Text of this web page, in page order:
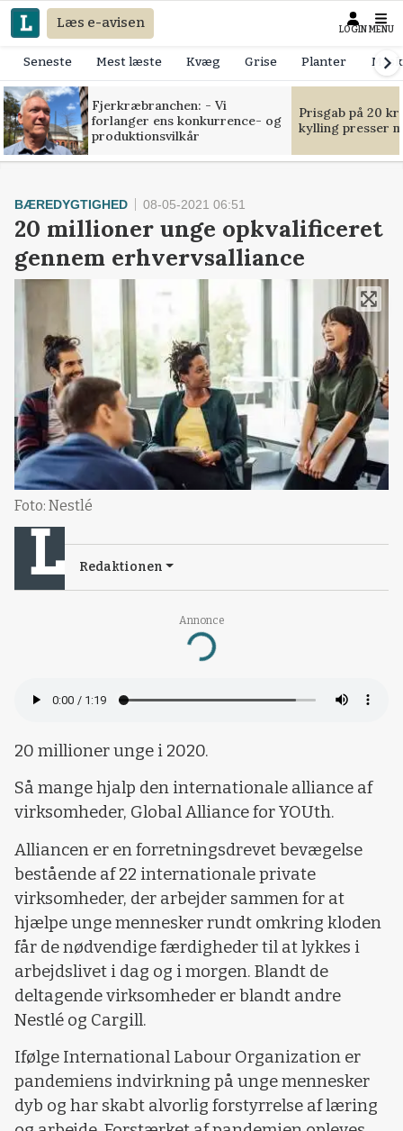
Læs e-avisen LOGIN MENU
Seneste Mest læste Kvæg Grise Planter
Fjerkræbranchen: - Vi
forlanger ens konkurrence- og
produktionsvilkår
Prisgab på 20
kylling presser
Annonce
Loading...
BÆREDYGTIGHED 08-05-2021 06:51
20 millioner unge opkvalificeret
gennem erhvervsalliance
Foto: Nestlé
Redaktionen
20 millioner unge i 2020.
Så mange hjalp den internationale alliance af
virksomheder, Global Alliance for YOUth.
Alliancen er en forretningsdrevet bevægelse
bestående af 22 internationale private
virksomheder, der arbejder sammen for at
hjælpe unge mennesker rundt omkring kloden
får de nødvendige færdigheder til at lykkes i
arbejdslivet i dag og i morgen. Blandt de
deltagende virksomheder er blandt andre
Nestlé og Cargill.
Ifølge International Labour Organization er
pandemiens indvirkning på unge mennesker
dyb og har skabt alvorlig forstyrrelse af læring